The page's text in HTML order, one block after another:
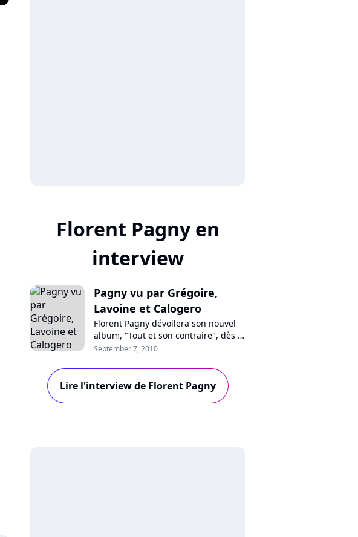
Florent Pagny en
interview
Pagny vu par Grégoire,
Lavoine et Calogero
Florent Pagny dévoilera son nouvel
album, "Tout et son contraire", dès le
8 novembre prochain. Un disque sur
Emmanuelle Cosso-Merad, Jérôme
Attal, Vincent Baguian, Daran, John
Mamann, mais aussi Grégoire, Marc
September 7, 2010
Lire l'interview de Florent Pagny